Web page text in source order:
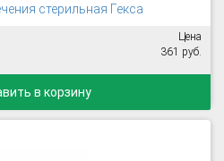
стерильная Гекса
Цена
361 руб.
в корзину